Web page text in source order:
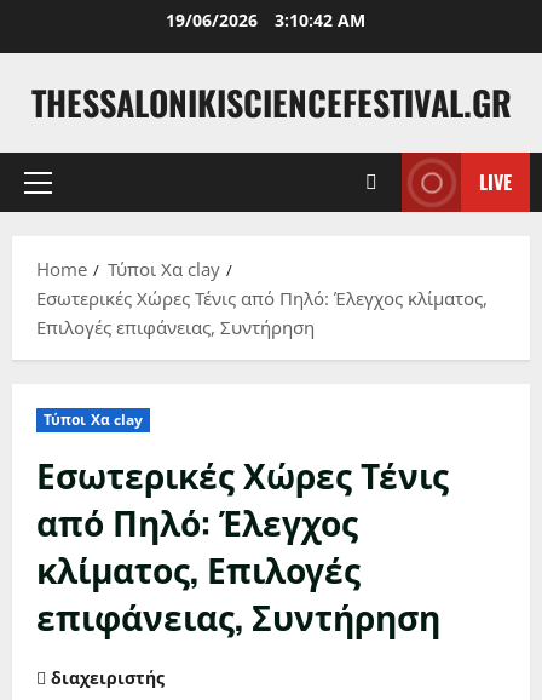
19/06/2026 3:10:43 AM
THESSALONIKISCIENCEFESTIVAL.GR
Primary
LIVE
Home
Τύποι Χα clay
Εσωτερικές Χώρες Τένις από Πηλό: Έλεγχος κλίματος,
Επιλογές επιφάνειας, Συντήρηση
Τύποι Χα clay
Εσωτερικές Χώρες Τένις
από Πηλό: Έλεγχος
κλίματος, Επιλογές
επιφάνειας, Συντήρηση
διαχειριστής